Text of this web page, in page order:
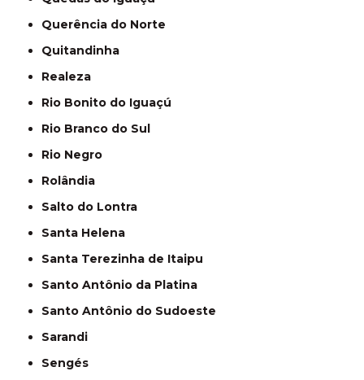
Querência do Norte
Quitandinha
Realeza
Rio Bonito do Iguaçú
Rio Branco do Sul
Rio Negro
Rolândia
Salto do Lontra
Santa Helena
Santa Terezinha de Itaipu
Santo Antônio da Platina
Santo Antônio do Sudoeste
Sarandi
Sengés